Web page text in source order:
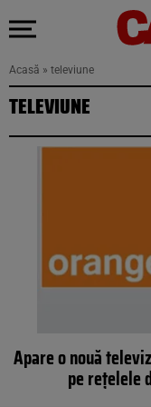
Acasă » televiune
TELEVIUNE
Apare o nouă
pe reţelele